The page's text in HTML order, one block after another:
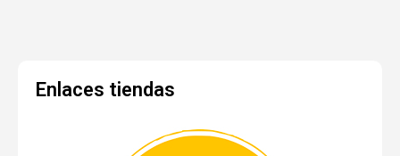
Enlaces tiendas